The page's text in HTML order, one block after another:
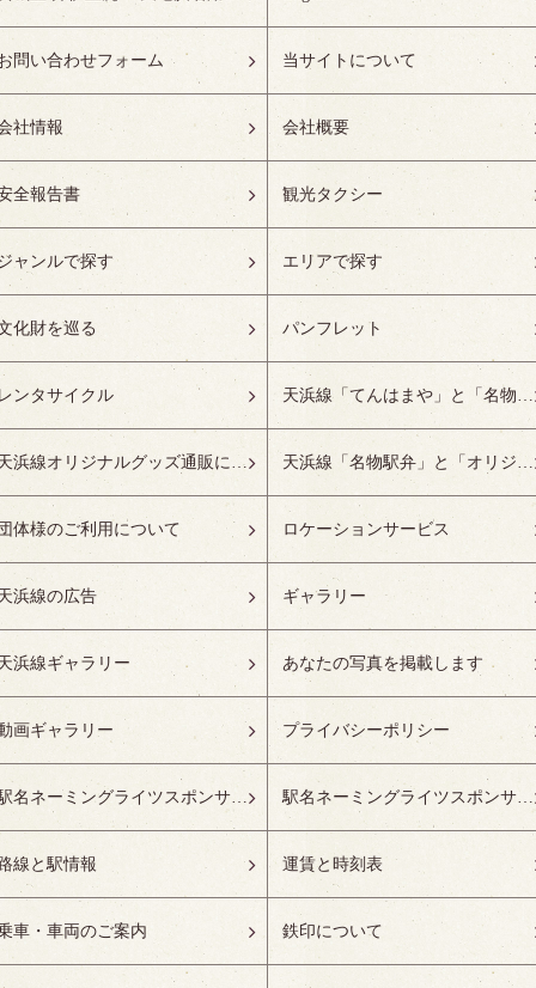
問い合わせフォーム 当サイトについて
社情報 会社概要
全報告書 観光タクシー
ャンルで探す エリアで探す
化財を巡る パンフレット
ンタサイクル 天浜線「てんはまや」と「名物駅弁」について
天浜線オリジナルグッズ通販について 天浜線「名物駅弁」と「オリジナルグッズ」
体様のご利用について ロケーションサービス
浜線の広告 ギャラリー
浜線ギャラリー あなたの写真を掲載します
画ギャラリー プライバシーポリシー
駅名ネーミングライツスポンサーの募集開始 駅名ネーミングライツスポンサー紹介
線と駅情報 運賃と時刻表
車・車両のご案内 鉄印について